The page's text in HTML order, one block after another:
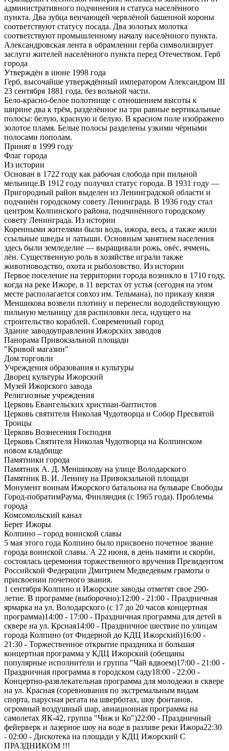
административного подчинения и статуса населённого
пункта. Два зубца венчающей червлёной башенной короны
соответствуют статусу посада. Два золотых молотка
соответствуют промышленному началу населённого пункта.
Александровская лента в обрамлении герба символизирует
заслуги жителей населённого пункта перед Отечеством. Герб
города
Утверждён в июне 1998 года
Герб, высочайше утверждённый императором Александром III
23 сентября 1881 года, без вольной части.
Бело-красно-белое полотнище с отношением высоты к
ширине два к трём, разделённое на три равные вертикальные
полосы: белую, красную и белую. В красном поле изображено
золотое пламя. Белые полосы разделены узкими чёрными
полосами пополам.
Принят в 1999 году
Флаг города
Из истории
Основан в 1722 году как рабочая слобода при пильной
мельнице.В 1912 году получил статус города. В 1931 году —
Пригородный район выделен из Ленинградской области и
подчинён городскому совету Ленинграда. В 1936 году стал
центром Колпинского района, подчинённого городскому
совету Ленинграда. Из истории
Коренными жителями были водь, ижора, весь, а также жили
ссыльные шведы и латыши. Основным занятием населения
здесь были земледелие — выращивали рожь, овёс, ячмень,
лён. Существенную роль в хозяйстве играли также
животноводство, охота и рыболовство. Из истории
Первое поселение на территории города возникло в 1710 году,
когда на реке Ижоре, в 11 верстах от устья (сегодня на этом
месте располагается совхоз им. Тельмана), по приказу князя
Меншикова возвели плотину и перенесли вододействующую
пильную мельницу для распиловки леса, идущего на
строительство кораблей. Современный город
Здание заводоуправления Ижорских заводов
Панорама Привокзальной площади
"Кривой магазин"
Дом торговли
Учреждения образования и культуры
Дворец культуры Ижорский
Музей Ижорского завода
Религиозные учреждения
Церковь Евангельских христиан-баптистов
Церковь святителя Николая Чудотворца и Собор Пресвятой
Троицы
Церковь Вознесения Господня
Церковь Святителя Николая Чудотворца на Колпинском
новом кладбище
Памятники города
Памятник А. Д. Меншикову на улице Володарского
Памятник В. И. Ленину на Привокзальной площади
Монумент воинам Ижорского батальона на бульваре Свободы
Город-побратимРаума, Финляндия (с 1965 года). Проблемы
города
Комсомольский канал
Берег Ижоры
Колпино – город воинской славы
5 мая этого года Колпино было присвоено почетное звание
города воинской славы. А 22 июня, в день памяти и скорби,
состоялась церемония торжественного вручения Президентом
Российской Федерации Дмитрием Медведевым грамоты о
присвоении почетного звания.
1 сентября Колпино и Ижорские заводы отметят свое 290-
летие. В программе (выборочно):12:00 - 21:00 - Праздничная
ярмарка на ул. Володарского (с 17 до 20 часов концертная
программа)14:00 - 17:00 - Праздничная программа для детей в
сквере на ул. Крсная14:00 - Праздничное шествие по улицам
города Колпино (от Фидерной до КДЦ Ижорский)16:00 -
21:30 - Торжественное открытие праздника и большая
концертная программа у КДЦ Ижорский (обещаны
популярные исполнители и группа "Чай вдвоем)17:00 - 21:00 -
Праздничная программа в городском саду18:00 - 22:00 -
Концертно-развлекательная программа для молодежи в сквере
на ул. Красная (соревнования по экстремальным видам
спорта, парусная регата на шверботах, шоу фонтанов,
огромный воздушный шар, авиационная программа на
самолетах ЯК-42, группа "Чиж и Ко")22:00 - Праздничный
фейерверк и лазерное шоу на воде в разливе реки Ижора22:30
- 02:00 - Дискотека на площади у КДЦ Ижорский С
ПРАЗДНИКОМ !!!